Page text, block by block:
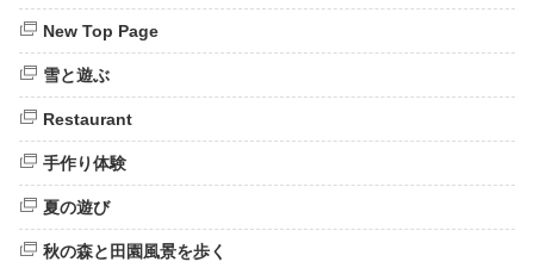
New Top Page
雪と遊ぶ
Restaurant
手作り体験
夏の遊び
秋の森と田園風景を歩く